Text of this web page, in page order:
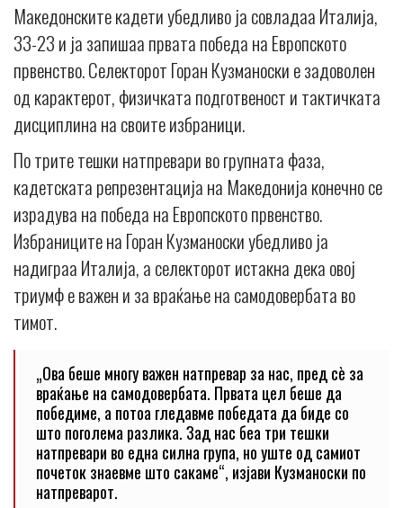
Македонските кадети убедливо ја совладаа Италија,
33-23 и ја запишаа првата победа на Европското
првенство. Селекторот Горан Кузманоски е задоволен
од карактерот, физичката подготвеност и тактичката
дисциплина на своите избраници.
По трите тешки натпревари во групната фаза,
кадетската репрезентација на Македонија конечно се
израдува на победа на Европското првенство.
Избраниците на Горан Кузманоски убедливо ја
надиграа Италија, а селекторот истакна дека овој
триумф е важен и за враќање на самодовербата во
тимот.
„Ова беше многу важен натпревар за нас, пред сè за
враќање на самодовербата. Првата цел беше да
победиме, а потоа гледавме победата да биде со
што поголема разлика. Зад нас беа три тешки
натпревари во една силна група, но уште од самиот
почеток знаевме што сакаме“, изјави Кузманоски по
натпреварот.